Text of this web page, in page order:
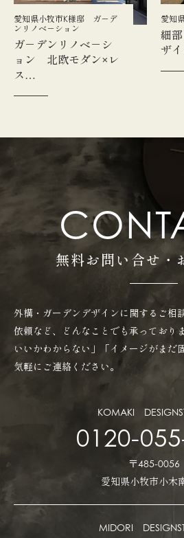
愛知県小牧市K様邸 ガ－デ
ンリノベ－ション
ガ－デンリノベ－シ
ョン 北欧モダン×レ
ス…
愛知
細
ザ
無料お問い合せ・
外構・ガーデンデザインに関するご相
依頼など、どんなことでも承っており
いいかわからない」「イメージがまだ
気軽にご連絡ください。
KOMAKI
0120-
〒485-0056
愛知県小牧市小木
MIDORI